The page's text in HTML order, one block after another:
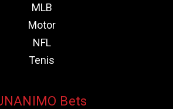
MLB
Motor
NFL
Tenis
Bets